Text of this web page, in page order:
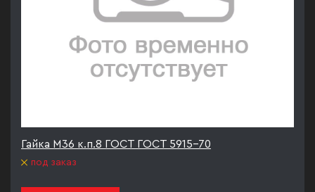
Гайка М36 к.п.8 ГОСТ ГОСТ 5915-70
под заказ